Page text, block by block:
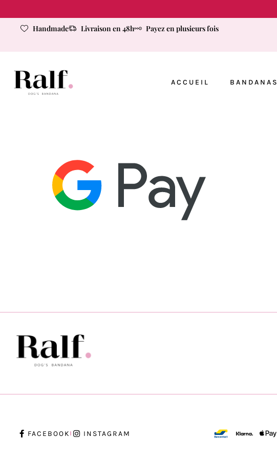
Handmade Livraison en 48h Payez en plusieurs fois
ACCUEIL BANDANAS
FACEBOOK INSTAGRAM